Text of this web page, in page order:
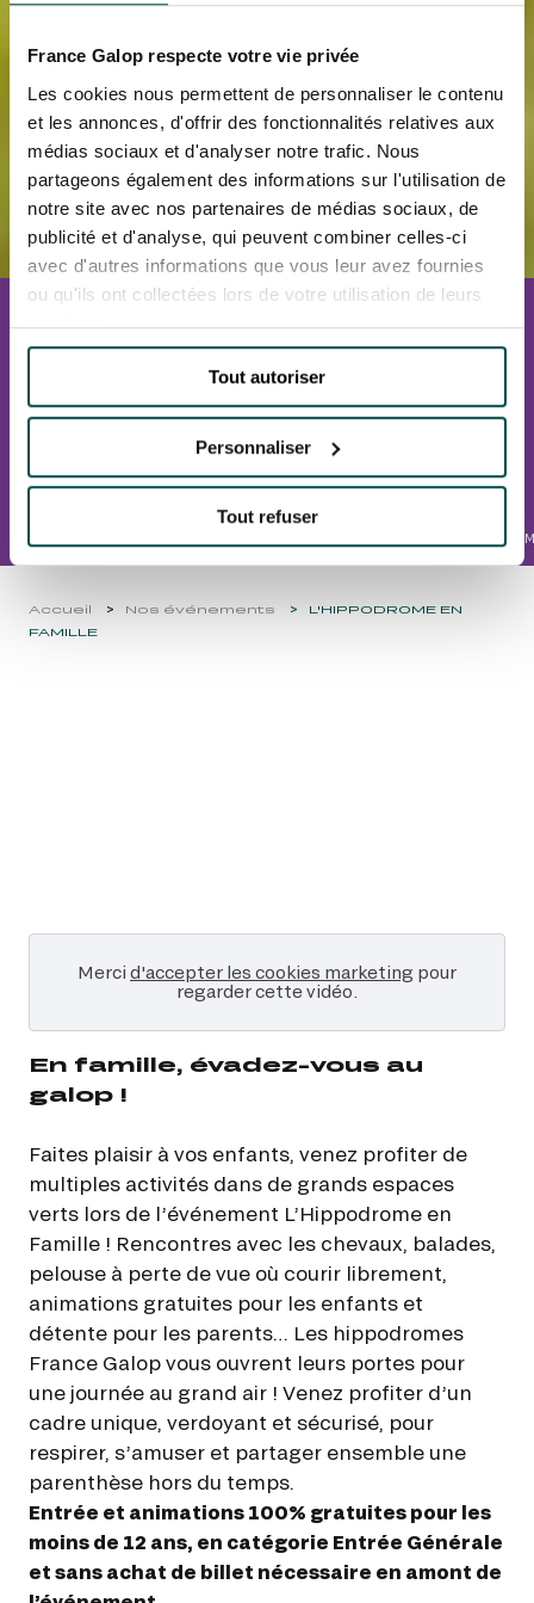
France Galop respecte votre vie privée
Les cookies nous permettent de personnaliser le contenu
et les annonces, d'offrir des fonctionnalités relatives aux
médias sociaux et d'analyser notre trafic. Nous
partageons également des informations sur l'utilisation de
notre site avec nos partenaires de médias sociaux, de
publicité et d'analyse, qui peuvent combiner celles-ci
avec d'autres informations que vous leur avez fournies
ou qu'ils ont collectées lors de votre utilisation de leurs
services.
Tout autoriser
Personnaliser
Tout refuser
L'HIPPODROME EN FAMILLE
Du 5 avril au 25 octobre 2026
Hippodromes de PARISLONGCHAMP -
SAINT⁃CLOUD - CHANTILLY - DEAUVILLE-LA
JE RÉSERVE
Accueil Nos événements
L'HIPPODROME EN
FAMILLE
Merci d'accepter les cookies marketing pour
regarder cette vidéo.
En famille, évadez-vous au
galop !
Faites plaisir à vos enfants, venez profiter de
multiples activités dans de grands espaces
verts lors de l’événement L’Hippodrome en
Famille ! Rencontres avec les chevaux, balades,
pelouse à perte de vue où courir librement,
animations gratuites pour les enfants et
détente pour les parents… Les hippodromes
France Galop vous ouvrent leurs portes pour
une journée au grand air ! Venez profiter d’un
cadre unique, verdoyant et sécurisé, pour
respirer, s’amuser et partager ensemble une
parenthèse hors du temps.
Entrée et animations 100% gratuites pour les
moins de 12 ans, en catégorie Entrée Générale
et sans achat de billet nécessaire en amont de